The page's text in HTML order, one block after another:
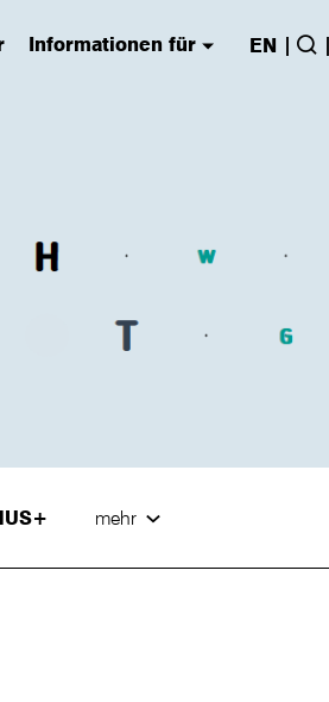
Informationen für
(has submenu) EN | |
mehr